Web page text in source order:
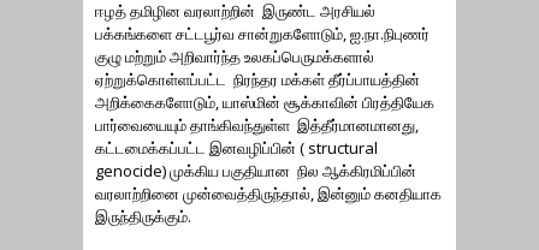
ஈழத் தமிழின வரலாற்றின் இருண்ட அரசியல்
பக்கங்களை சட்டபூர்வ சான்றுகளோடும், ஐ.நா.நிபுணர்
குழு மற்றும் அறிவார்ந்த உலகப்பெருமக்களால்
ஏற்றுக்கொள்ளப்பட்ட நிரந்தர மக்கள் தீர்ப்பாயத்தின்
அறிக்கைகளோடும், யாஸ்மின் சூக்காவின் பிரத்தியேக
பார்வையையும் தாங்கிவந்துள்ள இத்தீர்மானமானது,
கட்டமைக்கப்பட்ட இனவழிப்பின் ( structural
genocide) முக்கிய பகுதியான நில ஆக்கிரமிப்பின்
வரலாற்றினை முன்வைத்திருந்தால், இன்னும் கனதியாக
இருந்திருக்கும்.